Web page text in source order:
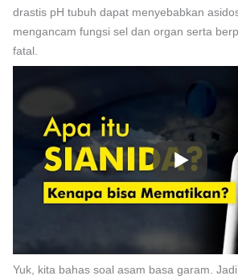
drastis pH tubuh dapat menyebabkan
mengancam fungsi sel dan organ serta
fatal.
Yuk, kita bahas soal asam basa garam.